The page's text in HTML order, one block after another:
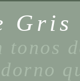
Gris
tonos